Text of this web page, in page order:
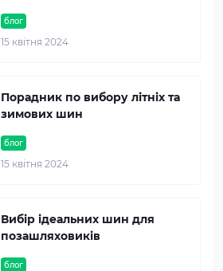
блог
15 квітня 2024
блог
15 квітня 2024
Порадник по вибору літніх та
зимових шин
блог
Вибір ідеальних шин для
позашляховиків